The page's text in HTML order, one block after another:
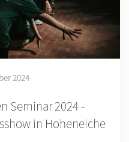
2024
Seminar 2024 -
in Hoheneiche